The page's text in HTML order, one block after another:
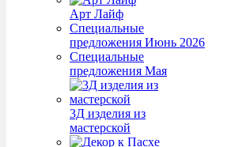
Арт Лайф
Специальные
предложения Июнь 2026
Специальные
предложения Мая
3Д изделия из
мастерской